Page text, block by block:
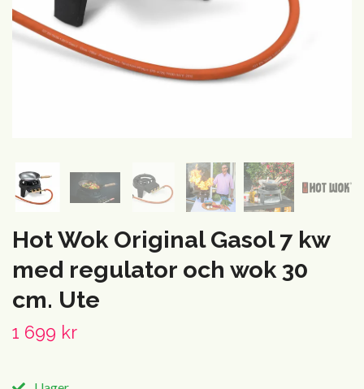
Hot Wok Original Gasol 7 kw
med regulator och wok 30
cm. Ute
1 699 kr